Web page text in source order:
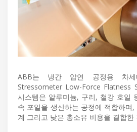
ABB는 냉간 압연 공정용 차세
Stressometer Low-Force Flatness
시스템은 알루미늄, 구리, 철강 호일
속 포일을 생산하는 공정에 적합하며
계 그리고 낮은 총소유 비용을 결합한